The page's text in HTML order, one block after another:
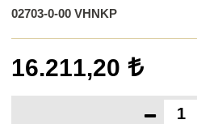
02703-0-00 VHNKP
16.211,20